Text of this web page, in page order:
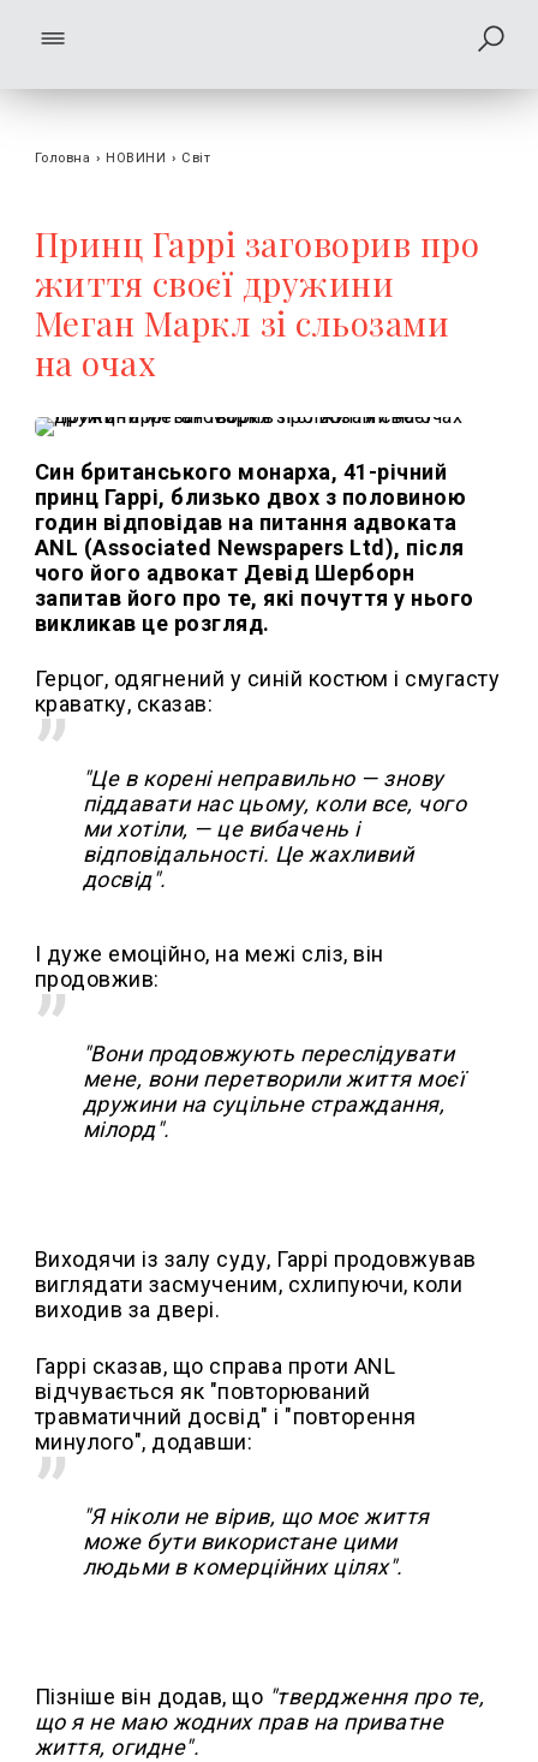
Головна › НОВИНИ › Світ
Принц Гаррі заговорив про
життя своєї дружини
Меган Маркл зі сльозами
на очах
Син британського монарха, 41-річний
принц Гаррі, близько двох з половиною
годин відповідав на питання адвоката
ANL (Associated Newspapers Ltd), після
чого його адвокат Девід Шерборн
запитав його про те, які почуття у нього
викликав це розгляд.
Герцог, одягнений у синій костюм і смугасту
краватку, сказав:
"Це в корені неправильно — знову
піддавати нас цьому, коли все, чого
ми хотіли, — це вибачень і
відповідальності. Це жахливий
досвід".
І дуже емоційно, на межі сліз, він
продовжив:
"Вони продовжують переслідувати
мене, вони перетворили життя моєї
дружини на суцільне страждання,
мілорд".
Виходячи із залу суду, Гаррі продовжував
виглядати засмученим, схлипуючи, коли
виходив за двері.
Гаррі сказав, що справа проти ANL
відчувається як "повторюваний
травматичний досвід" і "повторення
минулого", додавши:
"Я ніколи не вірив, що моє життя
може бути використане цими
людьми в комерційних цілях".
Пізніше він додав, що "твердження про те,
що я не маю жодних прав на приватне
життя, огидне".